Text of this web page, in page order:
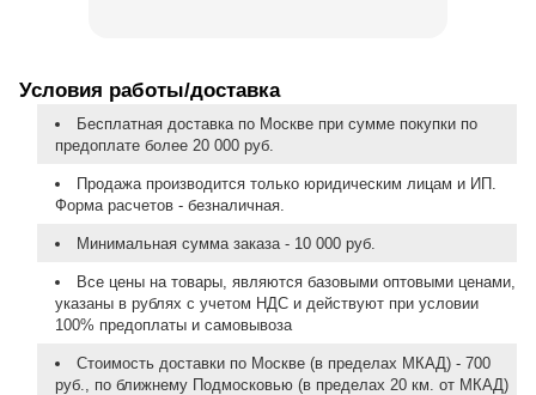
Условия работы/доставка
Бесплатная доставка по Москве при сумме покупки по
предоплате более 20 000 руб.
Продажа производится только юридическим лицам и ИП.
Форма расчетов - безналичная.
Минимальная сумма заказа - 10 000 руб.
Все цены на товары, являются базовыми оптовыми ценами,
указаны в рублях с учетом НДС и действуют при условии
100% предоплаты и самовывоза
Стоимость доставки по Москве (в пределах МКАД) - 700
руб., по ближнему Подмосковью (в пределах 20 км. от МКАД)